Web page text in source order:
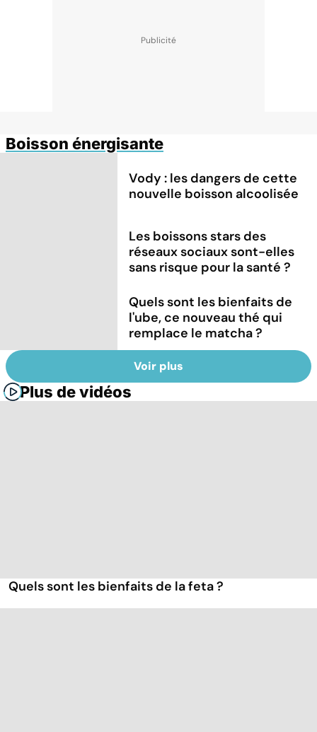
Boisson énergisante
Vody : les dangers de cette
nouvelle boisson alcoolisée
Les boissons stars des
réseaux sociaux sont-elles
sans risque pour la santé ?
Quels sont les bienfaits de
l'ube, ce nouveau thé qui
remplace le matcha ?
Voir plus
Plus de vidéos
Quels sont les bienfaits de la feta ?